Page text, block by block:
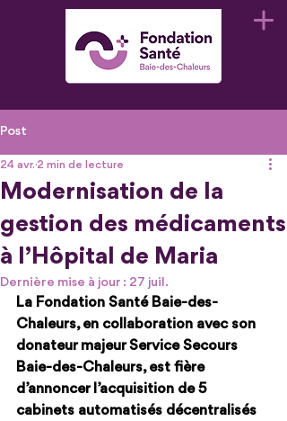
Post
Modernisation de la
gestion des médicaments
à l’Hôpital de Maria
24 avr. 2 min de lecture
Dernière mise à jour : 27 juil.
La Fondation Santé Baie-des-
Chaleurs, en collaboration avec son
donateur majeur Service Secours
Baie-des-Chaleurs, est fière
d’annoncer l’acquisition de 5
cabinets automatisés décentralisés